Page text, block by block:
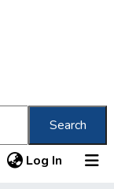
Search
Log In (current)